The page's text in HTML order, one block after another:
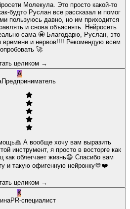
Это просто какой-то
и снова объяснять. Нейросеть
сама 🤩 Благодарю, Руслан, это
🚀
целиком →
А
Предприниматель
выразить
инструмент, я просто в восторге как
жизнь😄 Спасибо вам
и такую офигенную нейронку🫶❤️
целиком →
К
PR-специалист